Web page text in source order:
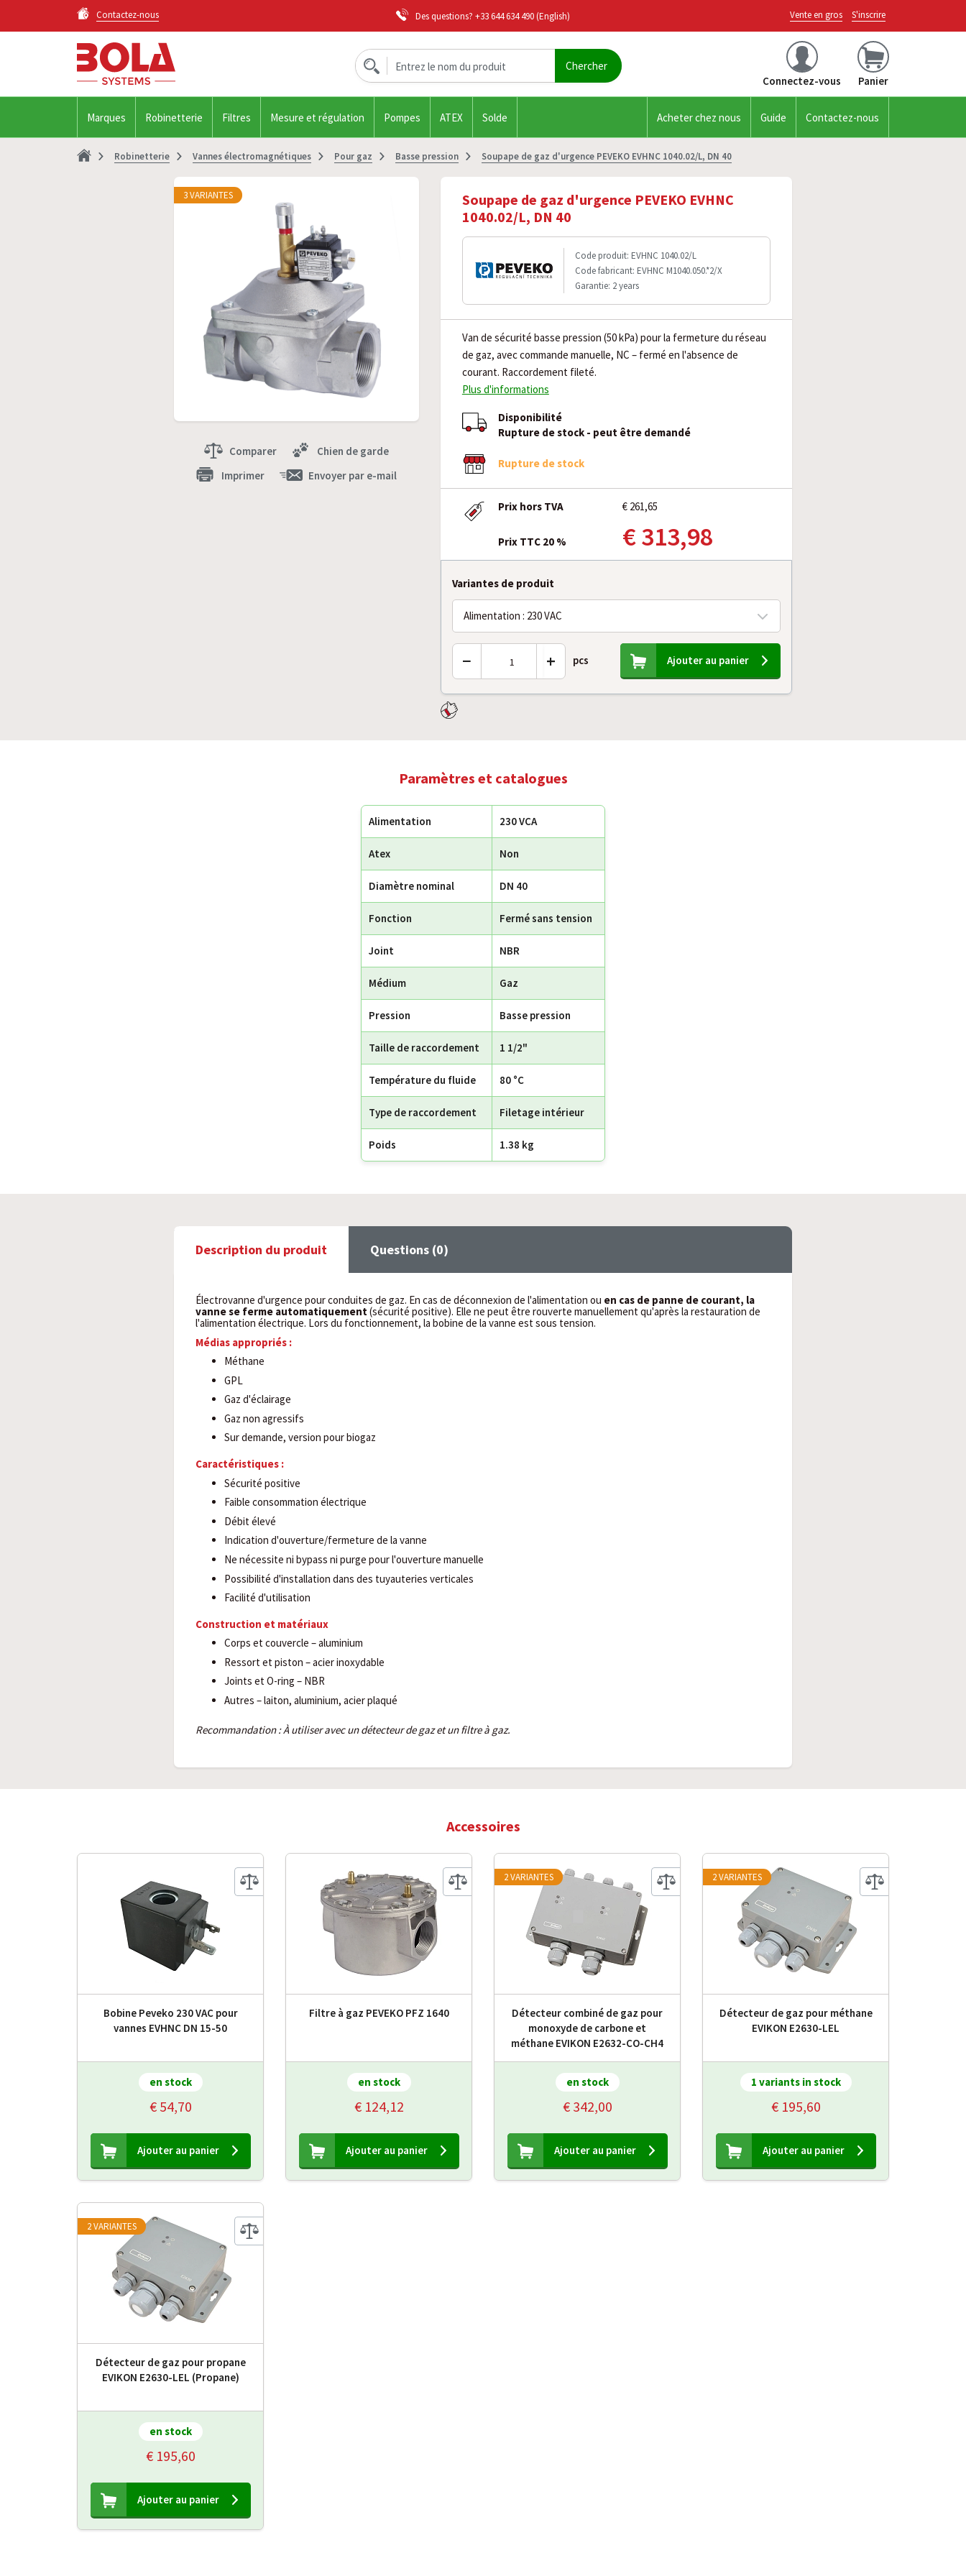
Contactez-nous Des questions? +33 644 634 490(English) Vente en gros S'inscrire
Connectez-vous Panier
Marques Robinetterie Filtres Mesure et régulation Pompes ATEX Solde Acheter chez nous Guide Contactez-nous
Robinetterie Vannes électromagnétiques Pour gaz Basse pression Soupape de gaz d'urgence PEVEKO EVHNC 1040.02/L, DN 40
3 VARIANTES
Comparer
Chien de garde
Imprimer
Envoyer par e-mail
Soupape de gaz d'urgence PEVEKO EVHNC
1040.02/L, DN 40
Code produit: EVHNC 1040.02/L
Code fabricant: EVHNC M1040.050.*2/X
Garantie: 2 years
Van de sécurité basse pression (50 kPa) pour la fermeture du réseau
de gaz, avec commande manuelle, NC – fermé en l'absence de
courant. Raccordement fileté.
Plus d'informations
Disponibilité
Rupture de stock - peut être demandé
Rupture de stock
Prix hors TVA € 261,65
Prix TTC 20 % € 313,98
Variantes de produit
Alimentation : 230 VAC
pcs
− + Ajouter au panier
Paramètres et catalogues
Alimentation 230 VCA
Atex Non
Diamètre nominal DN 40
Fonction Fermé sans tension
Joint NBR
Médium Gaz
Pression Basse pression
Taille de raccordement 1 1/2"
Température du fluide 80 °C
Type de raccordement Filetage intérieur
Poids 1.38 kg
Description du produit Questions (0)
Électrovanne d'urgence pour conduites de gaz. En cas de déconnexion de l'alimentation ou en cas de panne de courant, la
vanne se ferme automatiquement(sécurité positive). Elle ne peut être rouverte manuellement qu'après la restauration de
l'alimentation électrique. Lors du fonctionnement, la bobine de la vanne est sous tension.
Médias appropriés :
Méthane
GPL
Gaz d'éclairage
Gaz non agressifs
Sur demande, version pour biogaz
Caractéristiques :
Sécurité positive
Faible consommation électrique
Débit élevé
Indication d'ouverture/fermeture de la vanne
Ne nécessite ni bypass ni purge pour l'ouverture manuelle
Possibilité d'installation dans des tuyauteries verticales
Facilité d'utilisation
Construction et matériaux
Corps et couvercle – aluminium
Ressort et piston – acier inoxydable
Joints et O-ring – NBR
Autres – laiton, aluminium, acier plaqué
Recommandation : À utiliser avec un détecteur de gaz et un filtre à gaz.
Accessoires
Bobine Peveko 230 VAC pour
vannes EVHNC DN 15-50
en stock
€ 54,70
Ajouter au panier
Filtre à gaz PEVEKO PFZ 1640
en stock
€ 124,12
Ajouter au panier
Détecteur combiné de gaz pour
monoxyde de carbone et
méthane EVIKON E2632-CO-CH4
en stock
€ 342,00
Ajouter au panier
2 VARIANTES
Détecteur de gaz pour méthane
EVIKON E2630-LEL
1 variants in stock
€ 195,60
Ajouter au panier
2 VARIANTES
Détecteur de gaz pour propane
EVIKON E2630-LEL (Propane)
en stock
€ 195,60
Ajouter au panier
2 VARIANTES